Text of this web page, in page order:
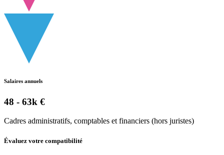
Salaires annuels
48 - 63k €
Cadres administratifs, comptables et financiers (hors juristes)
Évaluez votre compatibilité